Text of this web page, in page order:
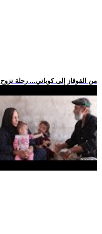
.. من القوقاز إلى كوباني... رحلة